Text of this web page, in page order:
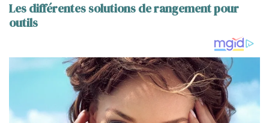
Les différentes solutions de rangement pour
outils